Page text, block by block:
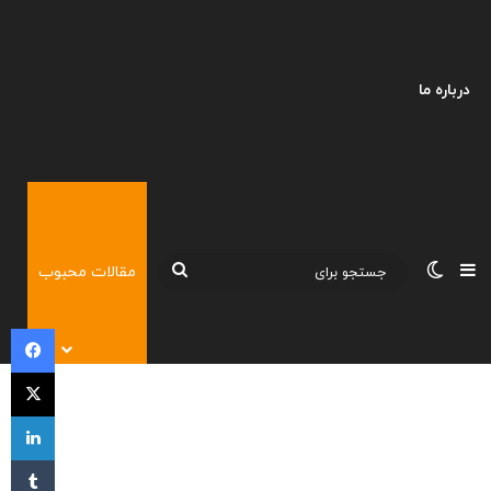
درباره ما
نوارکناریتغییر پوسته
جستجومقالات محبوب